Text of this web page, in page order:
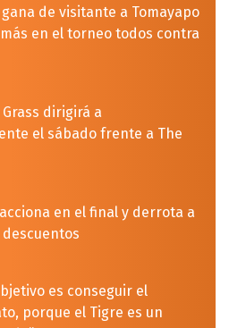
gana de visitante a Tomayapo
en el torneo todos contra
Grass dirigirá a
el sábado frente a The
en el final y derrota a
descuentos
es conseguir el
porque el Tigre es un